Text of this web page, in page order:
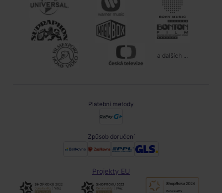
a dalších ...
Platební metody
Způsob doručení
Projekty EU